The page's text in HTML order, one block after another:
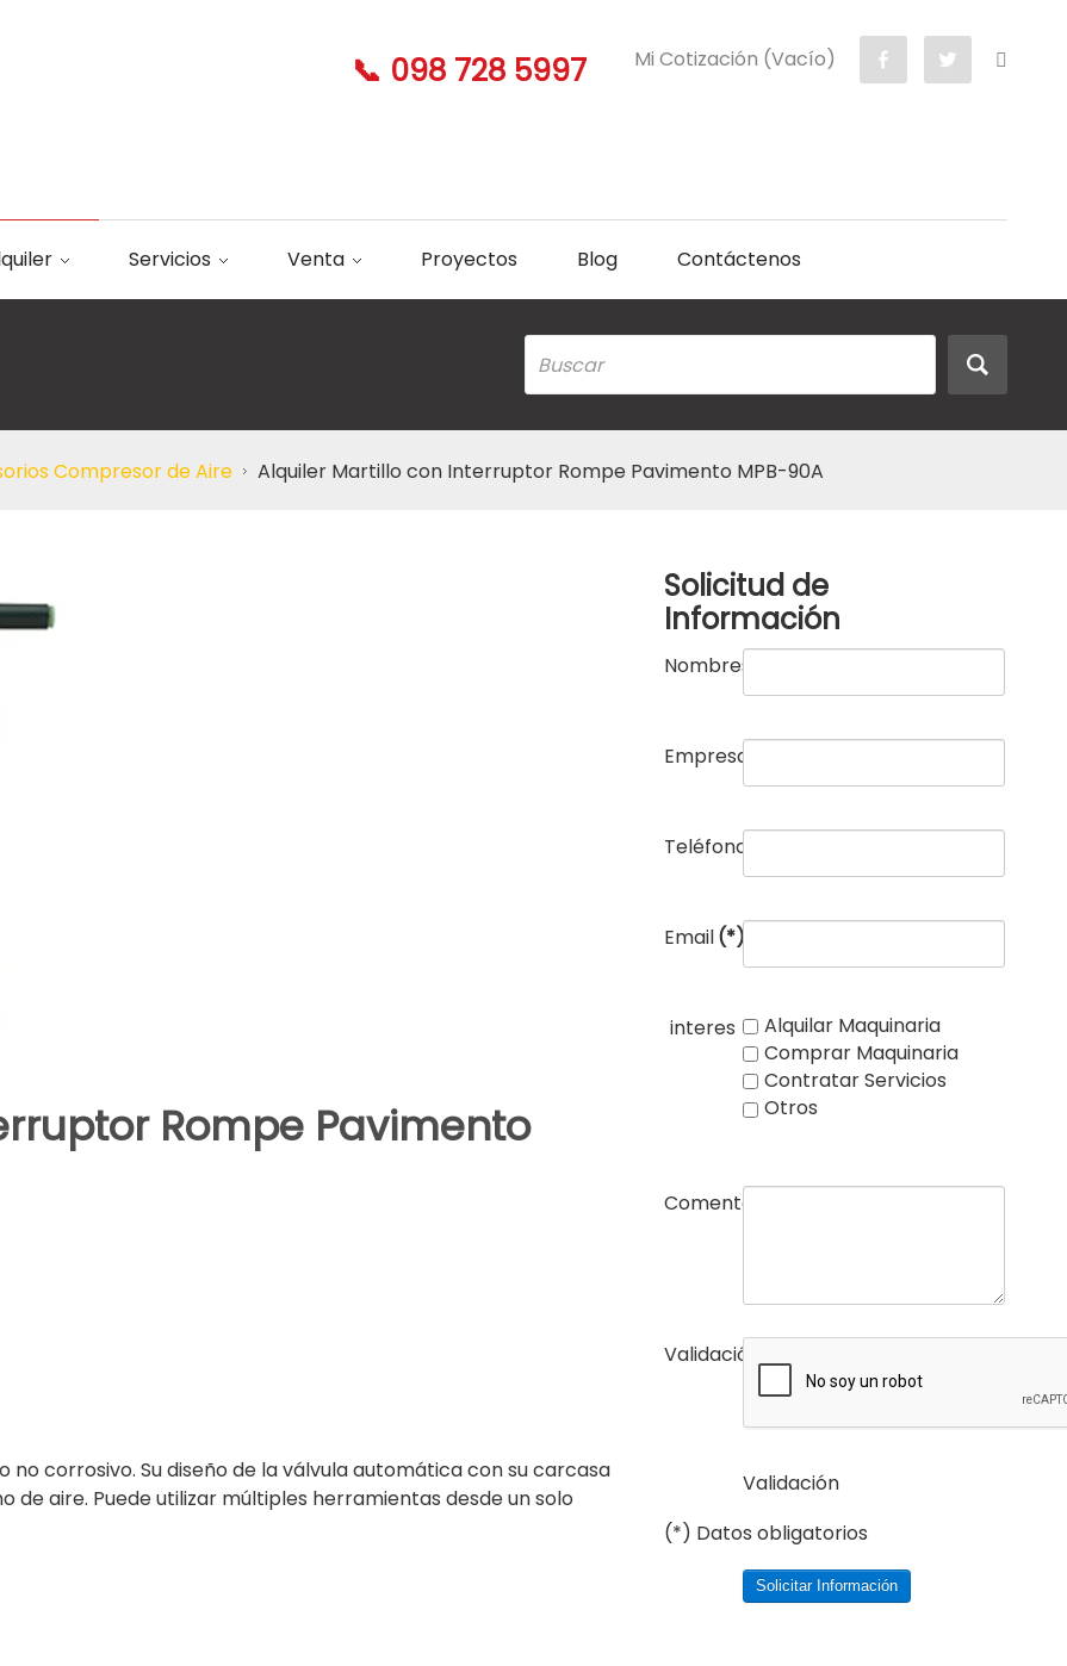
Mi Cotización (Vacío)
📞 098 728 5997
Servicios Venta Proyectos Blog Contáctenos
Compresor de Aire Alquiler Martillo con Interruptor Rompe Pavimento MPB-90A
Rompe Pavimento
corrosivo. Su diseño de la válvula automática con su carcasa
aire. Puede utilizar múltiples herramientas desde un solo
Solicitud de
Información
Nombres
Empresa
Teléfono
Email(*)
interes
Alquilar Maquinaria
Comprar Maquinaria
Contratar Servicios
Otros
Comentarios
Validación
Validación
(*) Datos obligatorios
Solicitar Información